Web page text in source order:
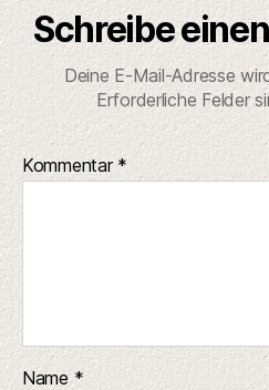
Schreibe
Deine E-Mail-Adresse
Erforderliche Felder
Kommentar *
Name*